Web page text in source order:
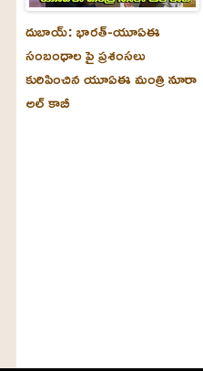
దుబాయ్‌: భారత్-యూఏఈ
సంబంధాల పై ప్రశంసలు
కురిపించిన యూఏఈ మంత్రి నూరా
అల్‌ కాబీ